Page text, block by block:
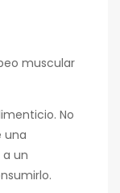
muscular
No
una
un